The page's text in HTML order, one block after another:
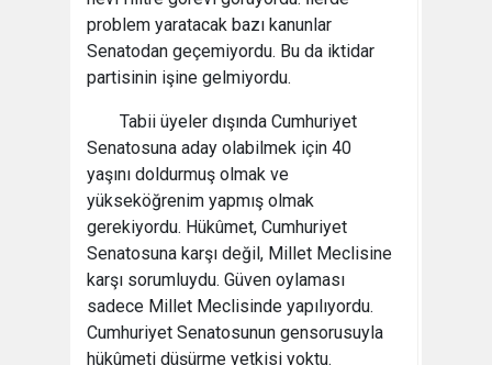
problem yaratacak bazı kanunlar
Senatodan geçemiyordu. Bu da iktidar
partisinin işine gelmiyordu.
Tabii üyeler dışında Cumhuriyet
Senatosuna aday olabilmek için 40
yaşını doldurmuş olmak ve
yükseköğrenim yapmış olmak
gerekiyordu. Hükûmet, Cumhuriyet
Senatosuna karşı değil, Millet Meclisine
karşı sorumluydu. Güven oylaması
sadece Millet Meclisinde yapılıyordu.
Cumhuriyet Senatosunun gensorusuyla
hükûmeti düşürme yetkisi yoktu.